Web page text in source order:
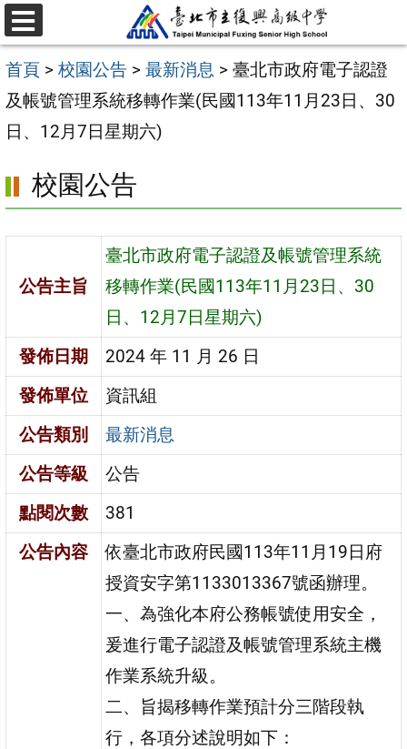
跳
至
主
要
內
區
選
單
首頁 > 校園公告 > 最新消息 > 臺北市政府電子認證
及帳號管理系統移轉作業(民國113年11月23日、30
日、12月7日星期六)
校園公告
公告主旨
臺北市政府電子認證及帳號管理系統
移轉作業(民國113年11月23日、30
日、12月7日星期六)
發佈日期
2024 年 11 月 26 日
發佈單位
資訊組
公告類別
最新消息
公告等級
公告
點閱次數
381
公告內容
依臺北市政府民國113年11月19日府
授資安字第1133013367號函辦理。
一、為強化本府公務帳號使用安全，
爰進行電子認證及帳號管理系統主機
作業系統升級。
二、旨揭移轉作業預計分三階段執
行，各項分述說明如下：